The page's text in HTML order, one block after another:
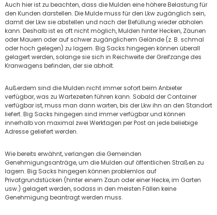
Auch hier ist zu beachten, dass die Mulden eine höhere Belastung für
den Kunden darstellen. Die Mulde muss für den Lkw zugänglich sein,
damit der Lkw sie abstellen und nach der Befüllung wieder abholen
kann. Deshalb ist es oft nicht möglich, Mulden hinter Hecken, Zäunen
oder Mauern oder auf schwer zugänglichem Gelände (z. B. schmal
oder hoch gelegen) zu lagern. Big Sacks hingegen können überall
gelagert werden, solange sie sich in Reichweite der Greifzange des
Kranwagens befinden, der sie abholt.
Außerdem sind die Mulden nicht immer sofort beim Anbieter
verfügbar, was zu Wartezeiten führen kann. Sobald der Container
verfügbar ist, muss man dann warten, bis der Lkw ihn an den Standort
liefert. Big Sacks hingegen sind immer verfügbar und können
innerhalb von maximal zwei Werktagen per Post an jede beliebige
Adresse geliefert werden.
Wie bereits erwähnt, verlangen die Gemeinden
Genehmigungsanträge, um die Mulden auf öffentlichen Straßen zu
lagern. Big Sacks hingegen können problemlos auf
Privatgrundstücken (hinter einem Zaun oder einer Hecke, im Garten
usw.) gelagert werden, sodass in den meisten Fällen keine
Genehmigung beantragt werden muss.